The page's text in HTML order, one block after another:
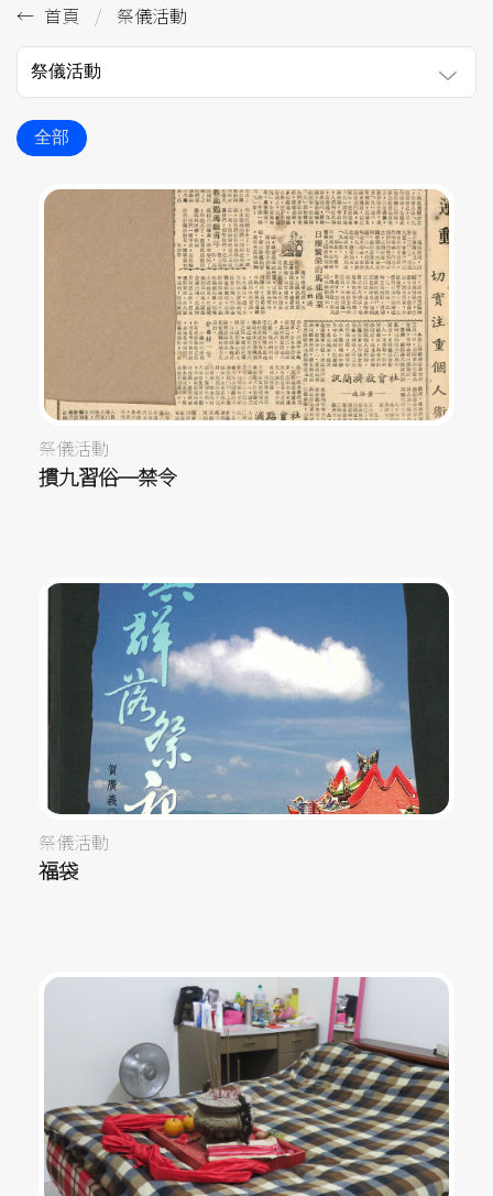
首頁 祭儀活動
祭儀活動
全部
祭儀活動
摜九習俗─禁令
祭儀活動
福袋